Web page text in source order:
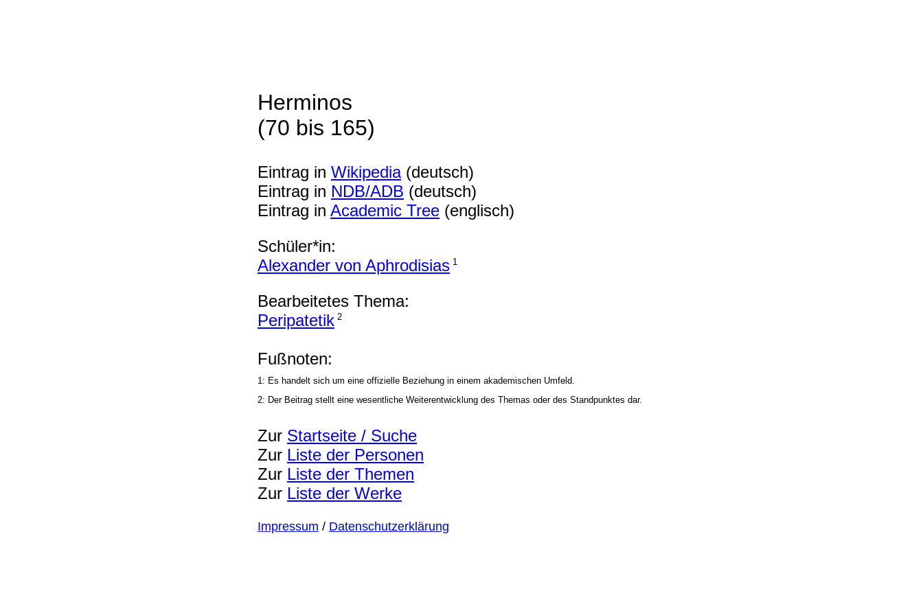
Herminos
(70 bis 165)
Eintrag in Wikipedia(deutsch)
Eintrag in NDB/ADB (deutsch)
Eintrag in Academic Tree (englisch)
Schüler*in:
Alexander von Aphrodisias 1
Bearbeitetes Thema:
Peripatetik 2
Fußnoten:
1: Es handelt sich um eine offizielle Beziehung in einem akademischen Umfeld.
2: Der Beitrag stellt eine wesentliche Weiterentwicklung des Themas oder des Standpunktes dar.
Zur Startseite / Suche
Zur Liste der Personen
Zur Liste der Themen
Zur Liste der Werke
Impressum / Datenschutzerklärung